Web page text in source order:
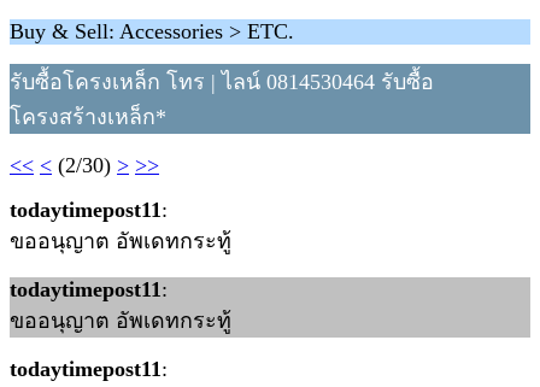
Buy & Sell: Accessories > ETC.
รับซื้อโครงเหล็ก โทร | ไลน์ 0814530464 รับซื้อ
โครงสร้างเหล็ก*
<< < (2/30) > >>
todaytimepost11:
ขออนุญาต อัพเดทกระทู้
todaytimepost11:
ขออนุญาต อัพเดทกระทู้
todaytimepost11: